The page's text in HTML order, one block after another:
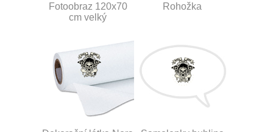
Fotoobraz 120x70
cm velký
Rohožka